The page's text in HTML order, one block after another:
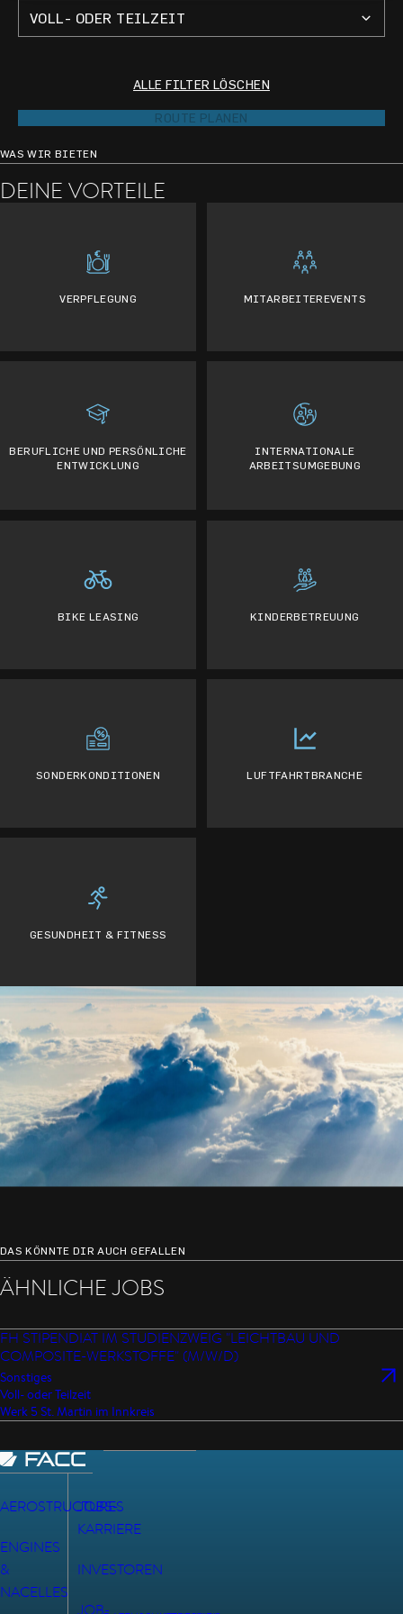
VOLL- ODER TEILZEIT
ALLE FILTER LÖSCHEN
ROUTE PLANEN
WAS WIR BIETEN
DEINE VORTEILE
VERPFLEGUNG MITARBEITEREVENTS
BERUFLICHE UND PERSÖNLICHE
ENTWICKLUNG
INTERNATIONALE
ARBEITSUMGEBUNG
BIKE LEASING KINDERBETREUUNG
SONDERKONDITIONEN LUFTFAHRTBRANCHE
GESUNDHEIT & FITNESS
BEWERBUNG
ABSENDEN
JETZT BEWERBEN
DAS KÖNNTE DIR AUCH GEFALLEN
ÄHNLICHE JOBS
FH STIPENDIAT IM STUDIENZWEIG "LEICHTBAU UND
COMPOSITE-WERKSTOFFE" (M/W/D)
Sonstiges
Voll- oder Teilzeit
Werk 5 St. Martin im Innkreis
AEROSTRUCTURES
ENGINES
&
NACELLES
JOBS-
KARRIERE
INVESTOREN